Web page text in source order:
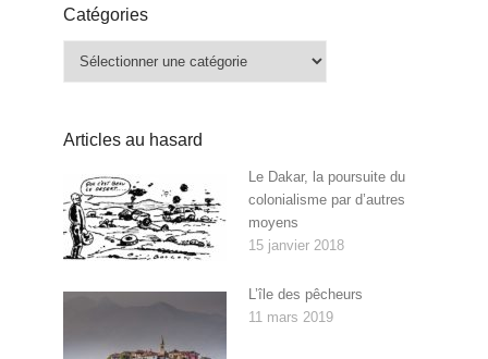
Catégories
Catégories
Articles au hasard
Le Dakar, la poursuite du
colonialisme par d’autres
moyens
15 janvier 2018
L’île des pêcheurs
11 mars 2019